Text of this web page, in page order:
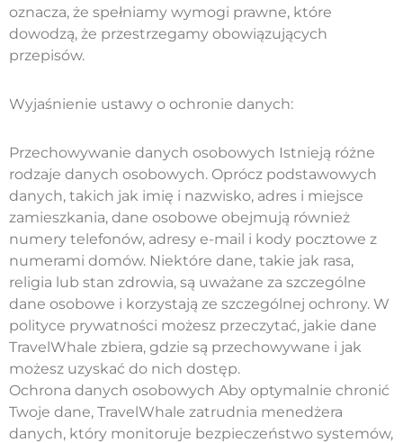
oznacza, że ​​spełniamy wymogi prawne, które
dowodzą, że przestrzegamy obowiązujących
przepisów.
Wyjaśnienie ustawy o ochronie danych:
Przechowywanie danych osobowych Istnieją różne
rodzaje danych osobowych. Oprócz podstawowych
danych, takich jak imię i nazwisko, adres i miejsce
zamieszkania, dane osobowe obejmują również
numery telefonów, adresy e-mail i kody pocztowe z
numerami domów. Niektóre dane, takie jak rasa,
religia lub stan zdrowia, są uważane za szczególne
dane osobowe i korzystają ze szczególnej ochrony. W
polityce prywatności możesz przeczytać, jakie dane
TravelWhale zbiera, gdzie są przechowywane i jak
możesz uzyskać do nich dostęp.
Ochrona danych osobowych Aby optymalnie chronić
Twoje dane, TravelWhale zatrudnia menedżera
danych, który monitoruje bezpieczeństwo systemów,